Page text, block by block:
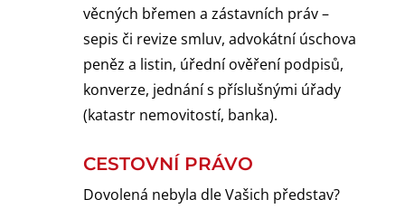
věcných břemen a zástavních práv –
sepis či revize smluv, advokátní úschova
peněz a listin, úřední ověření podpisů,
konverze, jednání s příslušnými úřady
(katastr nemovitostí, banka).
CESTOVNÍ PRÁVO
Dovolená nebyla dle Vašich představ?